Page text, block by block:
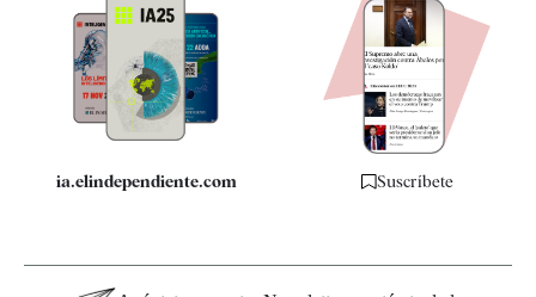
Quiénes somos
Especificaciones
ia.elindependiente.com Suscríbete